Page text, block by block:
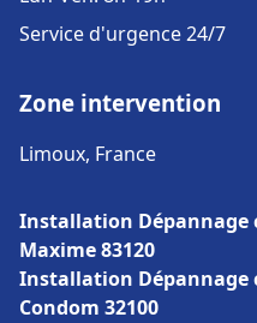
Service d'urgence 24/7
Zone intervention
Limoux, France
Installation Dépannage
Maxime 83120
Installation Dépannage
Condom 32100